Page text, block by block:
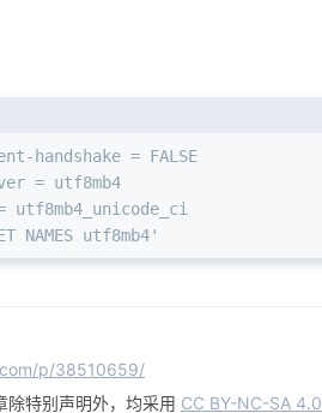
handshake = FALSE
= utf8mb4
NAMES utf8mb4'
p/38510659/
除特别声明外，均采用 CC BY-NC-SA 4.0